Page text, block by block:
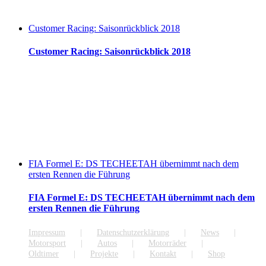
Customer Racing: Saisonrückblick 2018
Customer Racing: Saisonrückblick 2018
FIA Formel E: DS TECHEETAH übernimmt nach dem
ersten Rennen die Führung
FIA Formel E: DS TECHEETAH übernimmt nach dem
ersten Rennen die Führung
Impressum Datenschutzerklärung
News
Motorsport
Autos
Motorräder
Oldtimer
Projekte Kontakt Shop